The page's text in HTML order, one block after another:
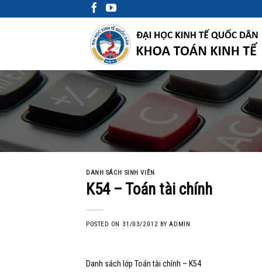
to
DANH SÁCH SINH VIÊN
K54 – Toán tài chính
POSTED ON 31/03/2012 BYADMIN
Danh sách lớp Toán tài chính – K54